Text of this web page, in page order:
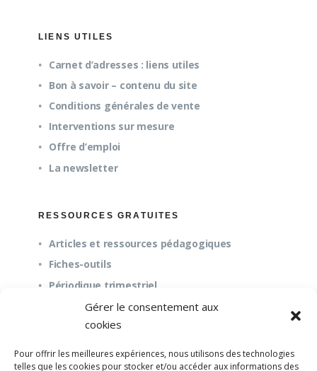
Gérer le consentement aux
cookies
Pour offrir les meilleures expériences, nous utilisons des technologies
telles que les cookies pour stocker et/ou accéder aux informations des
LIENS UTILES
Carnet d’adresses : liens utiles
Bon à savoir – contenu du site
Conditions générales de vente
Interventions sur mesure
Offre d’emploi
La newsletter
RESSOURCES GRATUITES
Articles et ressources pédagogiques
Fiches-outils
Périodique trimestriel
À propos